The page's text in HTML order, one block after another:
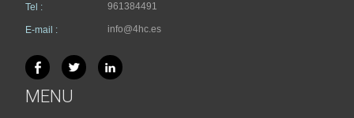
Tel : 961384491
E-mail : info@4hc.es
MENU